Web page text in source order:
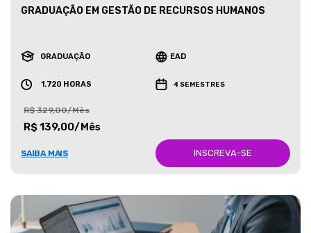
GRADUAÇÃO EM GESTÃO DE RECURSOS HUMANOS
GRADUAÇÃO EAD
1.720 HORAS 4 SEMESTRES
R$ 329,00/Mês
R$ 139,00/Mês
SAIBA MAIS INSCREVA-SE